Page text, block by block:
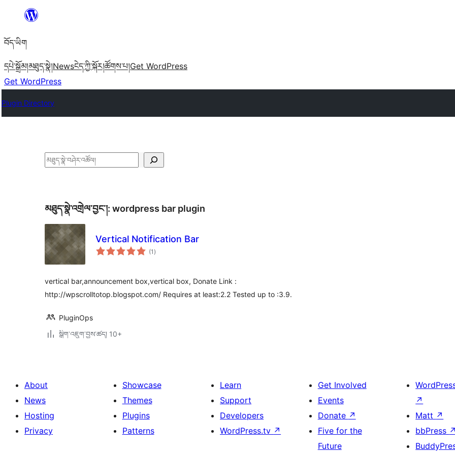
content
བོད་ཡིག
དཔེ་སྒྲོམ།མཐུད་སྣེ།Newsངེད་ཀྱི་སྐོར།ཚོགས་པ།Get WordPress
Get WordPress
Plugin Directory
བཤེར་
མཐུད་སྣེ་འགྲེལ་བྱང་།: wordpress bar plugin
Vertical Notification Bar
(1 གདེང་
འཇོག་
)
vertical bar,announcement box,vertical box, Donate Link :
http://wpscrolltotop.blogspot.com/ Requires at least:2.2 Tested up to :3.9.
PluginOps
སྒྲིག་འཇུག་བྱས་ཚད། 10+
About
News
Hosting
Privacy
Showcase
Themes
Plugins
Patterns
Learn
Support
Developers
WordPress.tv ↗
Get Involved
Events
Donate ↗
Five for the
Future
↗
Matt ↗
bbPress ↗